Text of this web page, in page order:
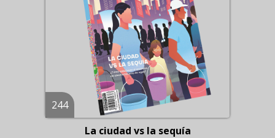
244
La ciudad vs la sequía